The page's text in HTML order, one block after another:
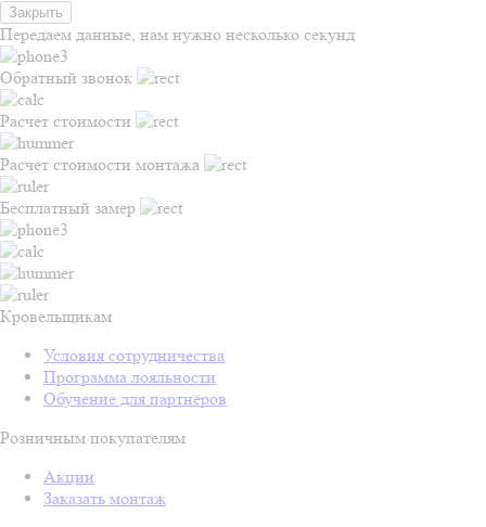
Закрыть
Передаем данные, нам нужно несколько секунд
Обратный звонок
Расчет стоимости
Расчет стоимости монтажа
Бесплатный замер
Кровельщикам
Условия сотрудничества
Программа лояльности
Обучение для партнёров
Розничным покупателям
Акции
Заказать монтаж